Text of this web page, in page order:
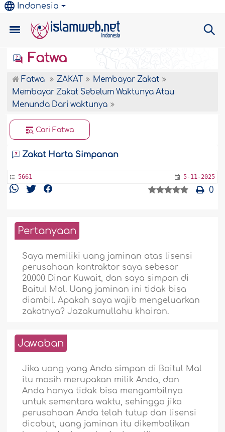
Indonesia
Fatwa
Fatwa ZAKAT
Membayar Zakat
Membayar Zakat Sebelum Waktunya Atau
Menunda Dari waktunya
Cari Fatwa
Zakat Harta Simpanan
5661 5-11-2025
0
Pertanyaan
Saya memiliki uang jaminan atas lisensi
perusahaan kontraktor saya sebesar
20.000 Dinar Kuwait, dan saya simpan di
Baitul Mal. Uang jaminan ini tidak bisa
diambil. Apakah saya wajib mengeluarkan
zakatnya? Jazakumullahu khairan.
Jawaban
Jika uang yang Anda simpan di Baitul Mal
itu masih merupakan milik Anda, dan
Anda hanya tidak bisa mengambilnya
untuk sementara waktu, sehingga jika
perusahaan Anda telah tutup dan lisensi
dicabut, uang jaminan itu dikembalikan